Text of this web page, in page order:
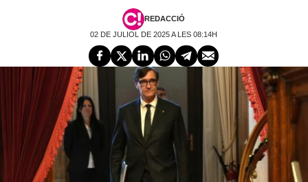
REDACCIÓ
02 DE JULIOL DE 2025 A LES 08:14H